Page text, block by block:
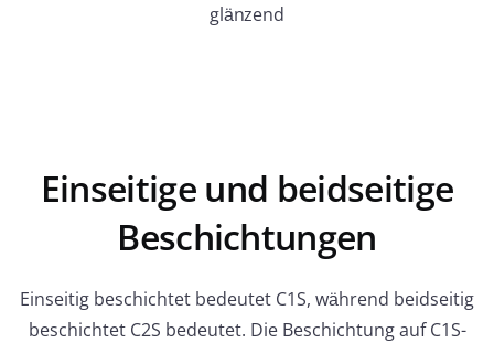
glänzend
Einseitige und beidseitige
Beschichtungen
Einseitig beschichtet bedeutet C1S, während beidseitig
beschichtet C2S bedeutet. Die Beschichtung auf C1S-